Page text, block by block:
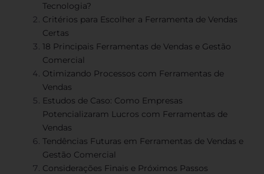
Tecnologia?
Critérios para Escolher a Ferramenta de Vendas
Certas
18 Principais Ferramentas de Vendas e Gestão
Comercial
Otimizando Processos com Ferramentas de
Vendas
Estudos de Caso: Como Empresas
Potencializaram Lucros com Ferramentas de
Vendas
Tendências Futuras em Ferramentas de Vendas e
Gestão Comercial
Considerações Finais e Próximos Passos